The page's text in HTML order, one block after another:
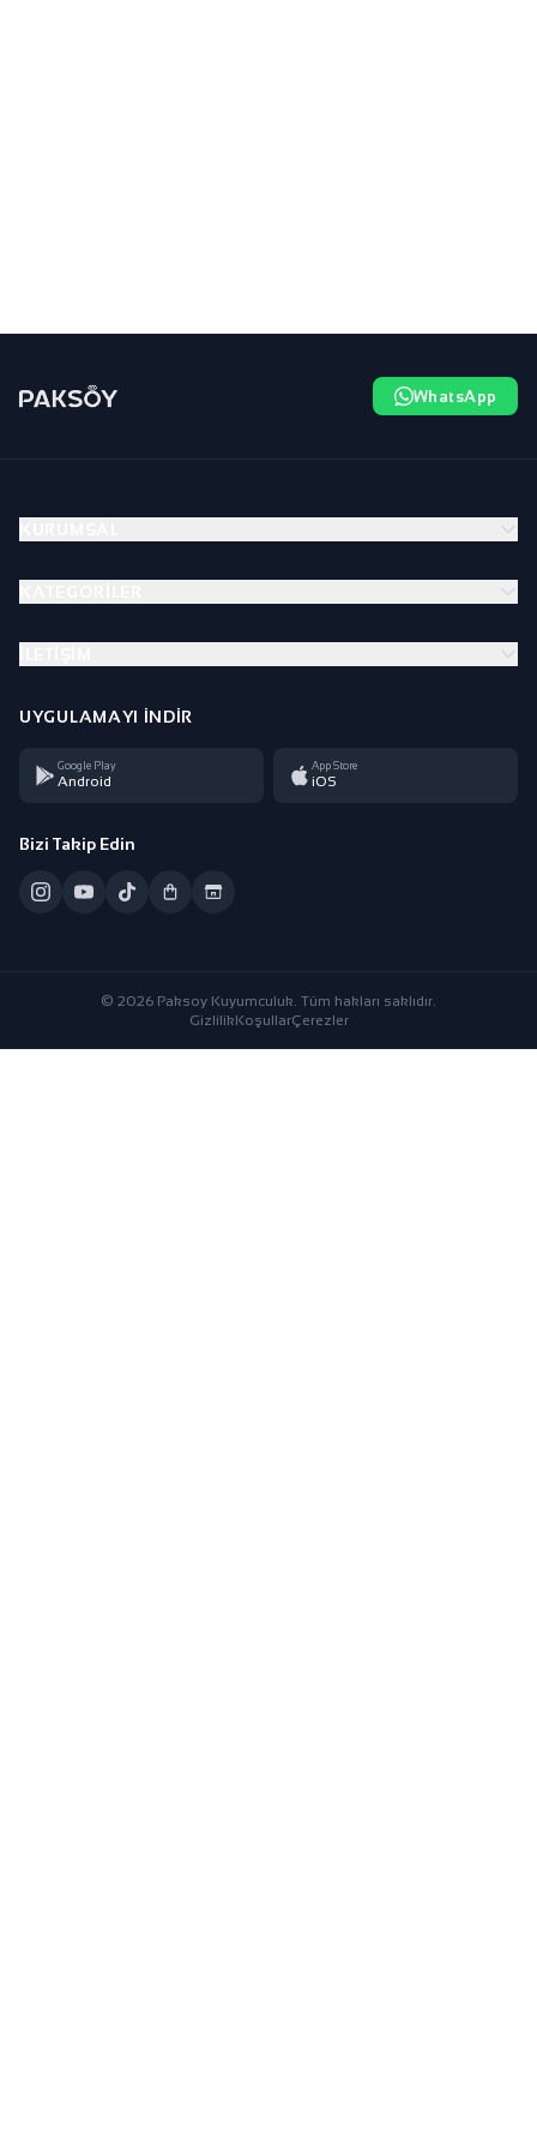
WhatsApp
UYGULAMAYI İNDIR
Google Play
Android
App Store
iOS
Bizi Takip Edin
© 2026 Paksoy Kuyumculuk. Tüm hakları saklıdır.
GizlilikKoşullarÇerezler